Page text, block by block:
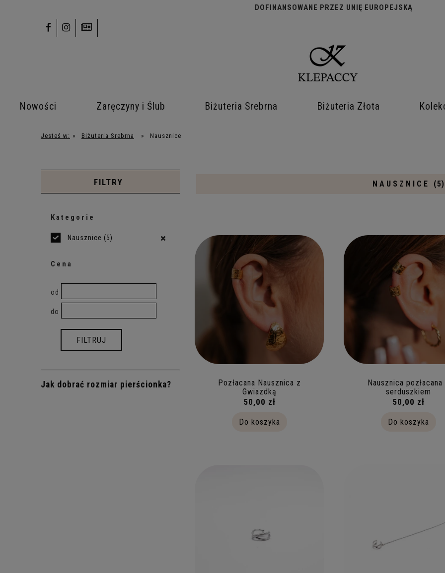
Nowości Zaręczyny i Ślub Biżuteria Srebrna Biżuteria Złota
Jesteś w: » Biżuteria Srebrna » Nausznice
FILTRY
Kategorie
Nausznice (5)
Cena
od
do
FILTRUJ
Jak dobrać rozmiar pierścionka?
NAUSZNICE (5)
Pozłacana Nausznica z
Gwiazdką
50,00 zł
Do koszyka
Nausznica pozłacana
serduszkiem
50,00 zł
Do koszyka
DOFINANSOWANE PRZEZ UNIĘ EUROPEJSKĄ